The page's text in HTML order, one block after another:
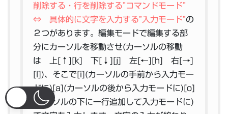
削除する・行を削除する”コマンドモード”
⇔ 具体的に文字を入力する”入力モード”の
２つがあります。編集モードで編集する部
分にカーソルを移動させ(カーソルの移動
は 上[↑][k] 下[↓][j] 左[←][h] 右[→]
[l])、そこで[i](カーソルの手前から入力モー
ドに)[a](カーソルの後から入力モードに)[o]
(カーソルの下に一行追加して入力モードに)